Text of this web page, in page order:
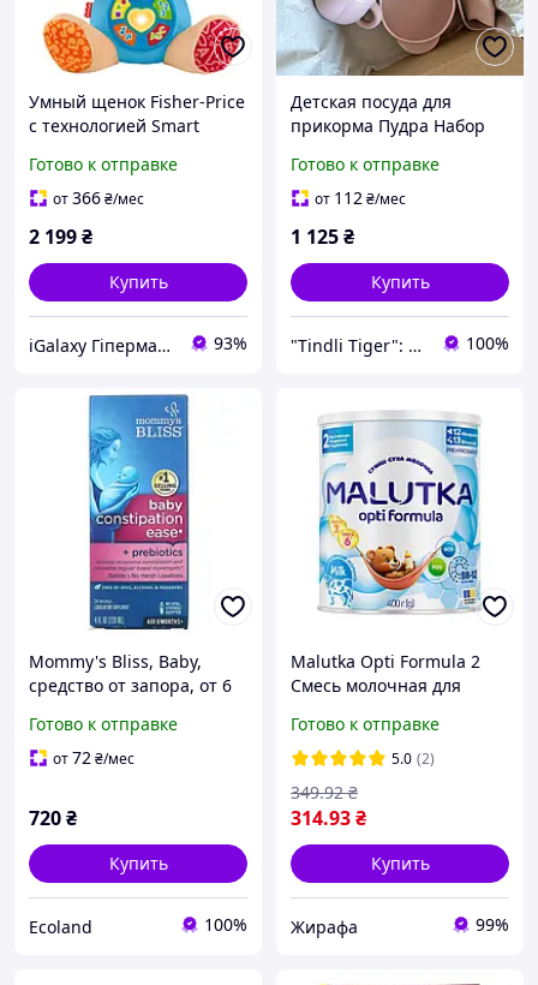
Умный щенок Fisher-Price
с технологией Smart
JFD23
Готово к отправке
от366₴/мес
2 199₴
Купить
iGalaxy Гіпермаркет подарунків 93%
Детская посуда для
прикорма Пудра Набор
прикорма Красивые
тарелки для детей
Готово к отправке
от 112₴/мес
1 125₴
Купить
"Tindli Tiger": безопасность малыша и удобство мамы! 100%
Mommy's Bliss, Baby,
средство от запора, от 6
Готово к отправке
от72₴/мес
720₴
Купить
Ecoland 100%
Malutka Opti Formula 2
Смесь молочная для
(Хорол)
Готово к отправке
5.0 (2)
314.93₴
349.92 ₴
Купить
Жирафа 99%